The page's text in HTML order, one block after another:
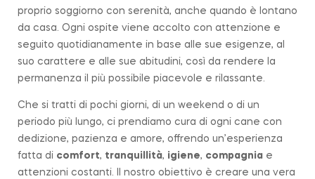
proprio soggiorno con serenità, anche quando è lontano
da casa. Ogni ospite viene accolto con attenzione e
seguito quotidianamente in base alle sue esigenze, al
suo carattere e alle sue abitudini, così da rendere la
permanenza il più possibile piacevole e rilassante.
Che si tratti di pochi giorni, di un weekend o di un
periodo più lungo, ci prendiamo cura di ogni cane con
dedizione, pazienza e amore, offrendo un’esperienza
fatta di comfort, tranquillità, igiene, compagnia e
attenzioni costanti. Il nostro obiettivo è creare una vera